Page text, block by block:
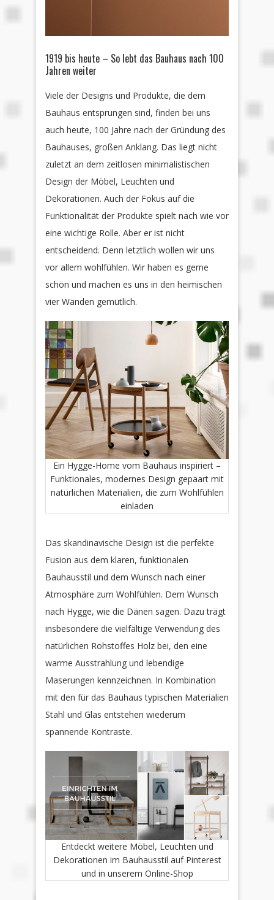
1919 bis heute – So lebt das Bauhaus nach 100
Jahren weiter
Viele der Designs und Produkte, die dem
Bauhaus entsprungen sind, finden bei uns
auch heute, 100 Jahre nach der Gründung des
Bauhauses, großen Anklang. Das liegt nicht
zuletzt an dem zeitlosen minimalistischen
Design der Möbel, Leuchten und
Dekorationen. Auch der Fokus auf die
Funktionalität der Produkte spielt nach wie vor
eine wichtige Rolle. Aber er ist nicht
entscheidend. Denn letztlich wollen wir uns
vor allem wohlfühlen. Wir haben es gerne
schön und machen es uns in den heimischen
vier Wänden gemütlich.
Ein Hygge-Home vom Bauhaus inspiriert –
Funktionales, modernes Design gepaart mit
natürlichen Materialien, die zum Wohlfühlen
einladen
Das skandinavische Design ist die perfekte
Fusion aus dem klaren, funktionalen
Bauhausstil und dem Wunsch nach einer
Atmosphäre zum Wohlfühlen. Dem Wunsch
nach Hygge, wie die Dänen sagen. Dazu trägt
insbesondere die vielfältige Verwendung des
natürlichen Rohstoffes Holz bei, den eine
warme Ausstrahlung und lebendige
Maserungen kennzeichnen. In Kombination
mit den für das Bauhaus typischen Materialien
Stahl und Glas entstehen wiederum
spannende Kontraste.
Entdeckt weitere Möbel, Leuchten und
Dekorationen im Bauhausstil auf Pinterest
und in unserem Online-Shop